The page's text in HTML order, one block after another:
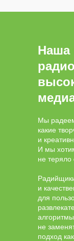
Наша
радио
Мы
какие
и
И мы
не теряло
и
для
не
подход